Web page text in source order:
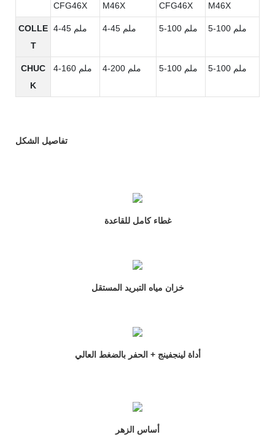
CFG46X M46X CFG46X M46X
COLLE
T
4-45 ملم 4-45 ملم 5-100 ملم 5-100 ملم
CHUC
K
4-160 ملم 4-200 ملم 5-100 ملم 5-100 ملم
تفاصيل الشكل
غطاء كامل للقاعدة
خزان مياه التبريد المستقل
أداة لينجفينج + الحفر بالضغط العالي
أساس الزهر